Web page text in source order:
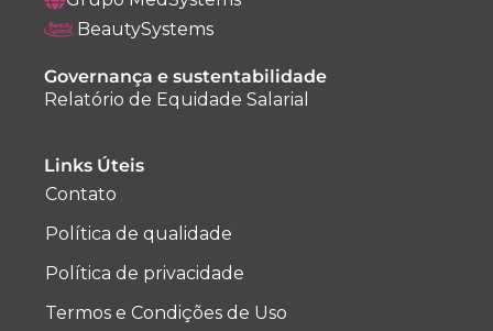
BeautySystems
Governança e sustentabilidade
Relatório de Equidade Salarial
Links Úteis
Contato
Política de qualidade
Política de privacidade
Termos e Condições de Uso